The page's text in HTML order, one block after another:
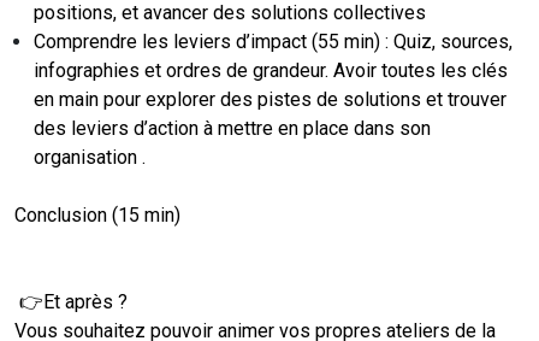
positions, et avancer des solutions collectives
Comprendre les leviers d’impact (55 min) : Quiz, sources,
infographies et ordres de grandeur. Avoir toutes les clés
en main pour explorer des pistes de solutions et trouver
des leviers d’action à mettre en place dans son
organisation .
Conclusion (15 min)
👉Et après ?
Vous souhaitez pouvoir animer vos propres ateliers de la